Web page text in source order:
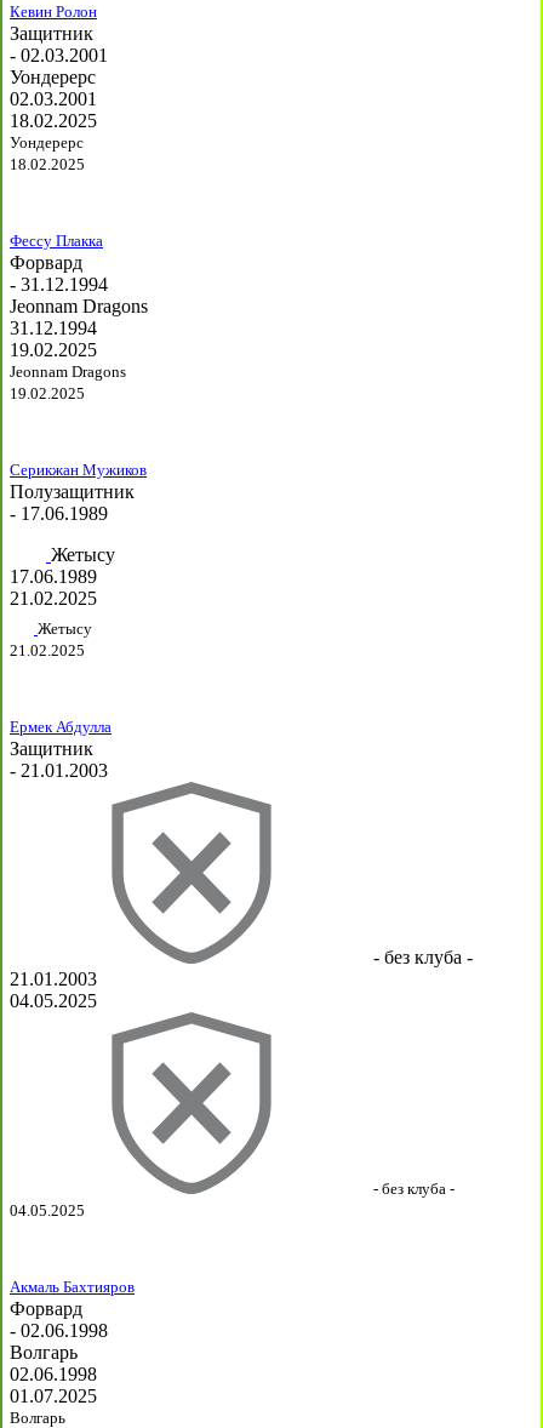
Кевин Ролон
Защитник
- 02.03.2001
Уондерерс
02.03.2001
18.02.2025
Уондерерс
18.02.2025
Фессу Плакка
Форвард
- 31.12.1994
Jeonnam Dragons
31.12.1994
19.02.2025
Jeonnam Dragons
19.02.2025
Серикжан Мужиков
Полузащитник
- 17.06.1989
Жетысу
17.06.1989
21.02.2025
Жетысу
21.02.2025
Ермек Абдулла
Защитник
- 21.01.2003
- без клуба -
21.01.2003
04.05.2025
- без клуба -
04.05.2025
Акмаль Бахтияров
Форвард
- 02.06.1998
Волгарь
02.06.1998
01.07.2025
Волгарь